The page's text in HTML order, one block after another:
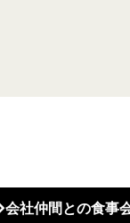
会社仲間との食事